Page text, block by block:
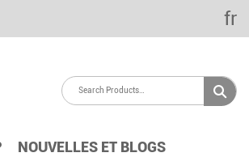
fr
NOUVELLES ET BLOGS